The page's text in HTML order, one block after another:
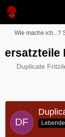
Wie mache ich...?
ersatzteile
Duplicate